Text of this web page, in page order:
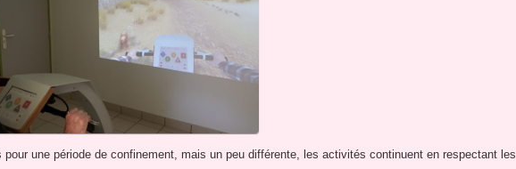
pour une période de confinement, mais un peu différente, les activités continuent en respectant les